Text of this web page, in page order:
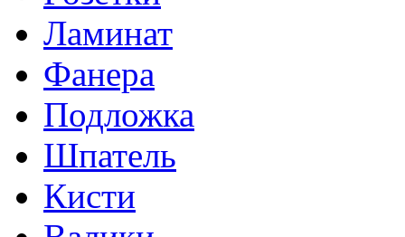
Ламинат
Фанера
Подложка
Шпатель
Кисти